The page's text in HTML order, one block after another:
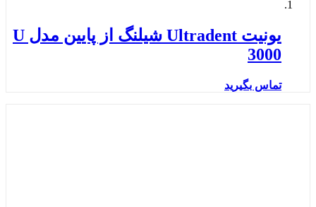
یونیت Ultradent شیلنگ از پایین مدل U
3000
تماس بگیرید